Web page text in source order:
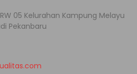
RW 05 Kelurahan Kampung Melayu
Pekanbaru